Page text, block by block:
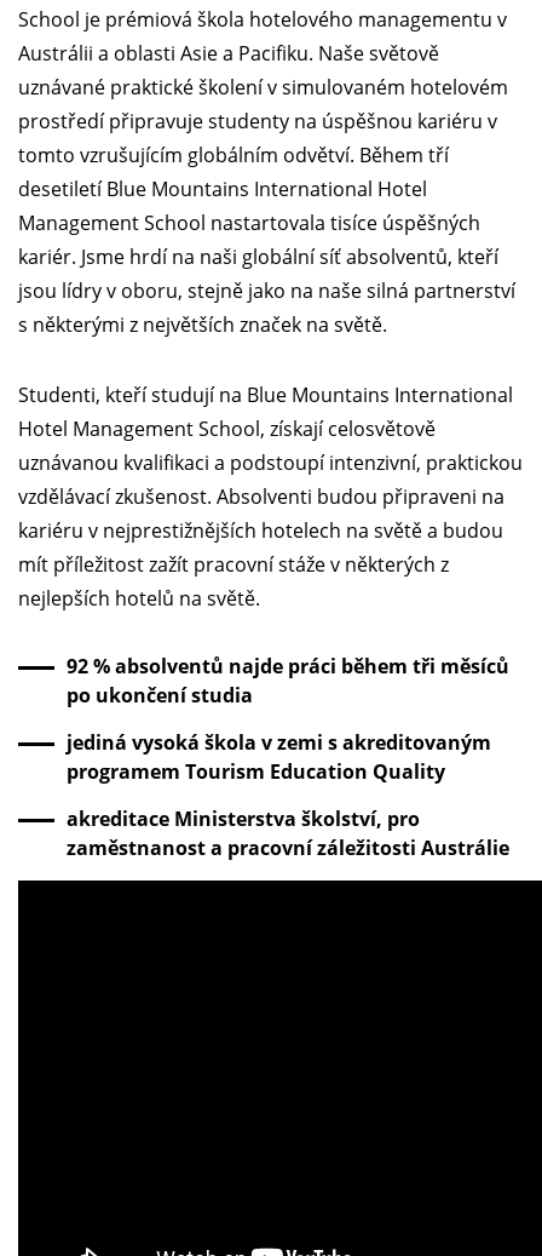
School je prémiová škola hotelového managementu v
Austrálii a oblasti Asie a Pacifiku. Naše světově
uznávané praktické školení v simulovaném hotelovém
prostředí připravuje studenty na úspěšnou kariéru v
tomto vzrušujícím globálním odvětví. Během tří
desetiletí Blue Mountains International Hotel
Management School nastartovala tisíce úspěšných
kariér. Jsme hrdí na naši globální síť absolventů, kteří
jsou lídry v oboru, stejně jako na naše silná partnerství
s některými z největších značek na světě.
Studenti, kteří studují na Blue Mountains International
Hotel Management School, získají celosvětově
uznávanou kvalifikaci a podstoupí intenzivní, praktickou
vzdělávací zkušenost. Absolventi budou připraveni na
kariéru v nejprestižnějších hotelech na světě a budou
mít příležitost zažít pracovní stáže v některých z
nejlepších hotelů na světě.
92 % absolventů najde práci během tři měsíců
po ukončení studia
jediná vysoká škola v zemi s akreditovaným
programem Tourism Education Quality
akreditace Ministerstva školství, pro
zaměstnanost a pracovní záležitosti Austrálie